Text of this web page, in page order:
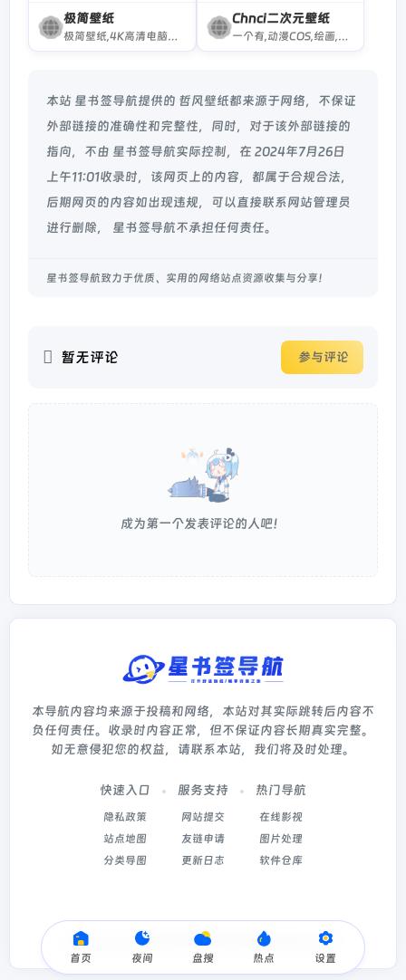
极简壁纸
极简壁纸,4K高清电脑桌面壁纸图库
Chnci二次元壁纸
一个有,动漫COS,绘画,插画,动漫美图壁纸,P站推荐,动漫插画,COSPLAY 等各种各样有关二次元的小网站
本站 星书签导航提供的 哲风壁纸都来源于网络，不保证
外部链接的准确性和完整性，同时，对于该外部链接的
指向，不由 星书签导航实际控制，在 2024年7月26日
上午11:01收录时，该网页上的内容，都属于合规合法，
后期网页的内容如出现违规，可以直接联系网站管理员
进行删除， 星书签导航不承担任何责任。
星书签导航致力于优质、实用的网络站点资源收集与分享！
暂无评论 参与评论
成为第一个发表评论的人吧！
首页 夜间 盘搜 热点 设置
本导航内容均来源于投稿和网络，本站对其实际跳转后内容不
负任何责任。收录时内容正常，但不保证内容长期真实完整。
如无意侵犯您的权益，请联系本站，我们将及时处理。
快速入口
隐私政策
站点地图
分类导图
服务支持
网站提交
友链申请
更新日志
热门导航
在线影视
图片处理
软件仓库
Copyright © 2026 星书签导航 冀ICP备2022003214号-5